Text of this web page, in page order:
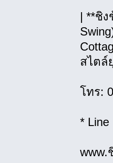
| **ชิง
สไตล์
โทร:
* Line
www.